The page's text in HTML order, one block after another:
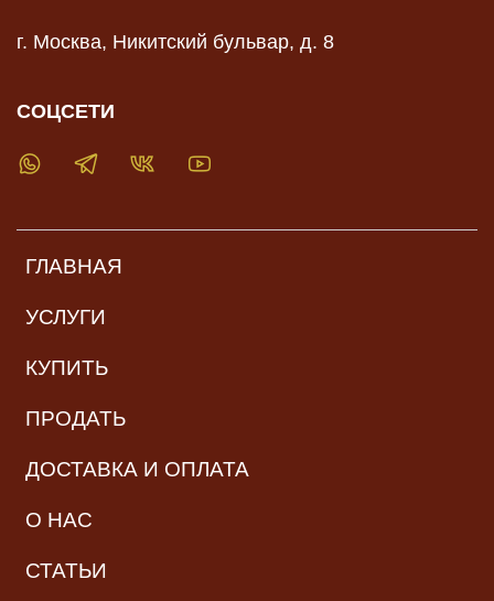
ГЛАВНАЯ
УСЛУГИ
КУПИТЬ
ПРОДАТЬ
ДОСТАВКА И ОПЛАТА
О НАС
СТАТЬИ
г. Москва, Никитский бульвар, д. 8
СОЦСЕТИ